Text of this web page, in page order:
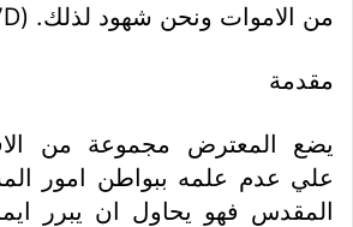
من الاموات ونحن شهود لذلك. (SVD)
مقدمة
يضع المعترض مجموعة من
علي عدم علمه ببواطن امور
المقدس فهو يحاول ان يبرر